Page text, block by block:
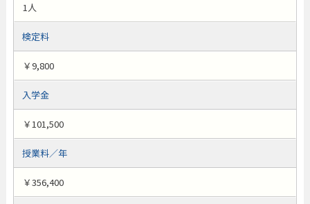
1人
検定料
￥9,800
入学金
￥101,500
授業料／年
￥356,400